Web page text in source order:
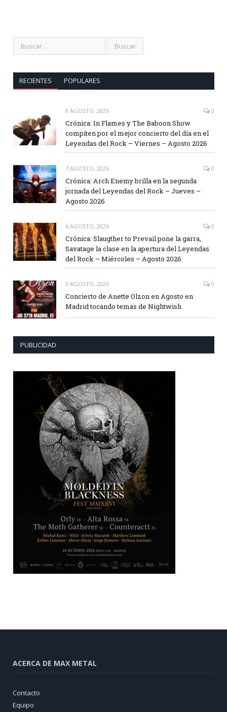
RECIENTES POPULARES
8 AGOSTO, 2026 0
Crónica: In Flames y The Baboon Show
compiten por el mejor concierto del día en el
Leyendas del Rock – Viernes – Agosto 2026
7 AGOSTO, 2026 0
Crónica: Arch Enemy brilla en la segunda
jornada del Leyendas del Rock – Jueves –
Agosto 2026
6 AGOSTO, 2026 0
Crónica: Slaugther to Prevail pone la garra,
Savatage la clase en la apertura del Leyendas
del Rock – Miércoles – Agosto 2026
3 AGOSTO, 2026 0
Concierto de Anette Olzon en Agosto en
Madrid tocando temas de Nightwish
PUBLICIDAD
ACERCA DE MAX METAL
Contacto
Equipo